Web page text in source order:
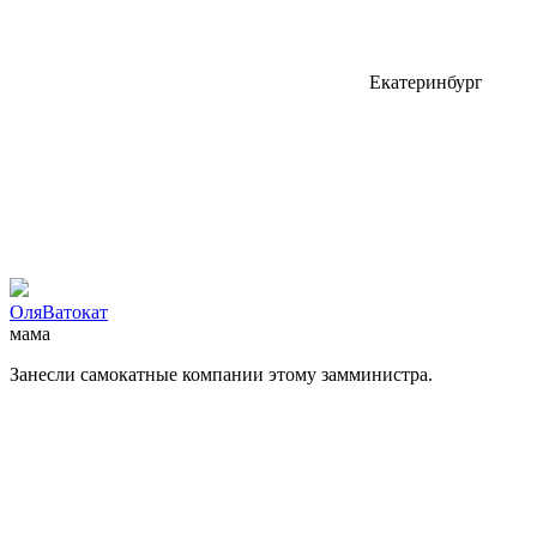
Екатеринбург
ОляВатокат
мама
Занесли самокатные компании этому замминистра.